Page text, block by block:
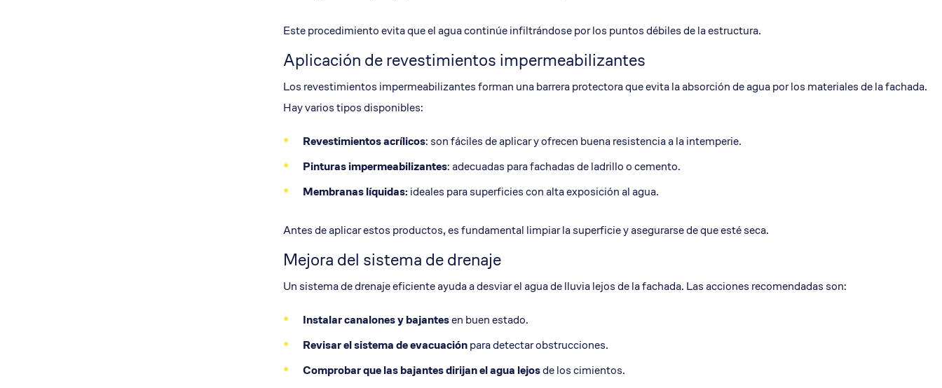
Este procedimiento evita que el agua continúe infiltrándose por los puntos débiles de la estructura.
Aplicación de revestimientos impermeabilizantes
Los revestimientos impermeabilizantes forman una barrera protectora que evita la absorción de agua por los materiales de la fachada.
Hay varios tipos disponibles:
Revestimientos acrílicos: son fáciles de aplicar y ofrecen buena resistencia a la intemperie.
Pinturasimpermeabilizantes: adecuadas para fachadas de ladrillo o cemento.
Membranas líquidas: ideales para superficies con alta exposición al agua.
Antes de aplicar estos productos, es fundamental limpiar la superficie y asegurarse de que esté seca.
Mejora del sistema de drenaje
Un sistema de drenaje eficiente ayuda a desviar el agua de lluvia lejos de la fachada. Las acciones recomendadas son:
Instalar canalones y bajantesen buen estado.
Revisar el sistema de evacuaciónpara detectar obstrucciones.
Comprobar que las bajantes dirijan el agua lejosde los cimientos.